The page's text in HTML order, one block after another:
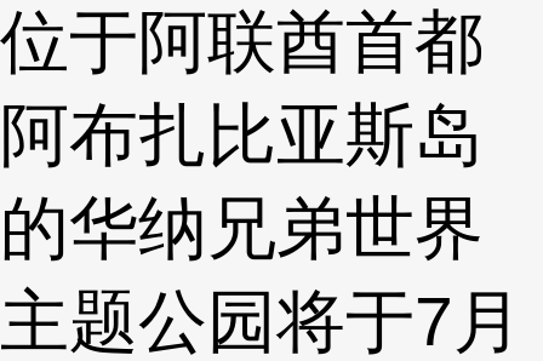
位于阿联酋首都
阿布扎比亚斯岛
的华纳兄弟世界
主题公园将于7月